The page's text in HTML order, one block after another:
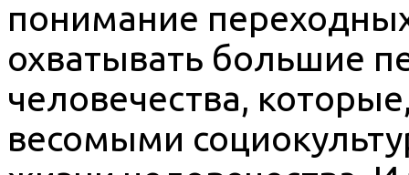
понимание
охватывать большие
человечества,
весомыми